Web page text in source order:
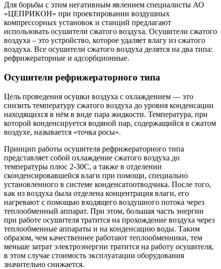
Для борьбы с этим негативным явлением специалисты АО
«ЦЕПРИКОН» при проектировании воздушных
компрессорных установок и станций предлагают
использовать осушители сжатого воздуха. Осушители сжатого
воздуха – это устройство, которое удаляет влагу из сжатого
воздуха. Все осушители сжатого воздуха делятся на два типа:
рефрижераторные и адсорбционные.
Осушители рефрижераторного типа
Цель проведения осушки воздуха с охлаждением — это
снизить температуру сжатого воздуха до уровня конденсации
находящихся в нём в виде пара жидкости. Температура, при
которой конденсируется водяной пар, содержащийся в сжатом
воздухе, называется «точка росы».
Принцип работы осушителя рефрижераторного типа
представляет собой охлаждение сжатого воздуха до
температуры плюс 2-30С, а также в отделении
сконденсировавшейся влаги при помощи, специально
установленного в системе конденсатоотводчика. После того,
как из воздуха была отделена концентрация влаги, его
нагревают с помощью входящего воздушного потока через
теплообменный аппарат. При этом, большая часть энергии
при работе осушителя тратится на прохождение воздуха через
теплообменные аппараты и на конденсацию воды. Таким
образом, чем качественнее работают теплообменники, тем
меньше затрат электроэнергии тратится на работу осушителя,
в этом случае стоимость эксплуатации оборудования
значительно снижается.